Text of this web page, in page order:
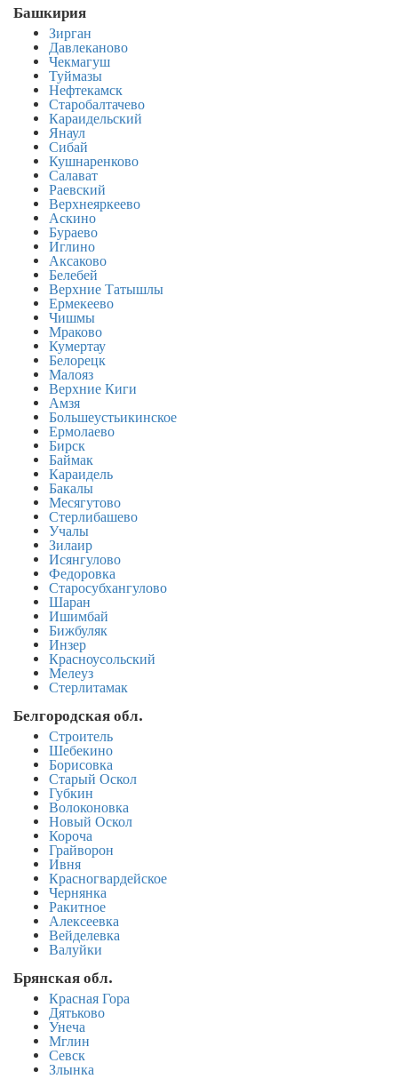
Башкирия
Зирган
Давлеканово
Чекмагуш
Туймазы
Нефтекамск
Старобалтачево
Караидельский
Янаул
Сибай
Кушнаренково
Салават
Раевский
Верхнеяркеево
Аскино
Бураево
Иглино
Аксаково
Белебей
Верхние Татышлы
Ермекеево
Чишмы
Мраково
Кумертау
Белорецк
Малояз
Верхние Киги
Амзя
Большеустьикинское
Ермолаево
Бирск
Баймак
Караидель
Бакалы
Месягутово
Стерлибашево
Учалы
Зилаир
Исянгулово
Федоровка
Старосубхангулово
Шаран
Ишимбай
Бижбуляк
Инзер
Красноусольский
Мелеуз
Стерлитамак
Белгородская обл.
Строитель
Шебекино
Борисовка
Старый Оскол
Губкин
Волоконовка
Новый Оскол
Короча
Грайворон
Ивня
Красногвардейское
Чернянка
Ракитное
Алексеевка
Вейделевка
Валуйки
Брянская обл.
Красная Гора
Дятьково
Унеча
Мглин
Севск
Злынка